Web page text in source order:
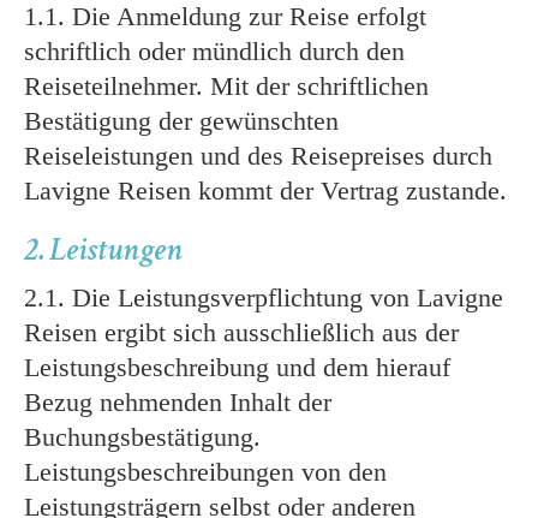
1.1. Die Anmeldung zur Reise erfolgt
schriftlich oder mündlich durch den
Reiseteilnehmer. Mit der schriftlichen
Bestätigung der gewünschten
Reiseleistungen und des Reisepreises durch
Lavigne Reisen kommt der Vertrag zustande.
2. Leistungen
2.1. Die Leistungsverpflichtung von Lavigne
Reisen ergibt sich ausschließlich aus der
Leistungsbeschreibung und dem hierauf
Bezug nehmenden Inhalt der
Buchungsbestätigung.
Leistungsbeschreibungen von den
Leistungsträgern selbst oder anderen